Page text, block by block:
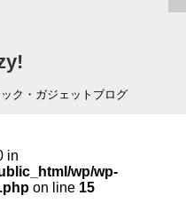
ク・ガジェットブログ
in
wp/wp-
on line 15